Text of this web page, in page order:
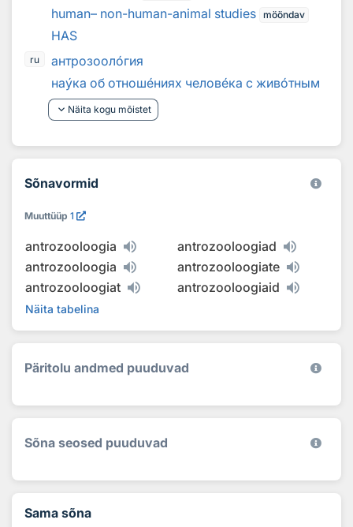
human– non-human-animal studies mööndav
HAS
ru антрозоология
наука об отношениях человека с животным
keyboard_arrow_down Näita kogu mõistet
Sõnavormid
Muuttüüp 1
antrozooloogia
antrozooloogiad
antrozooloogia
antrozooloogiate
antrozooloogiat
antrozooloogiaid
Näita tabelina
Päritolu andmed puuduvad
Sõna seosed puuduvad
Sama sõna